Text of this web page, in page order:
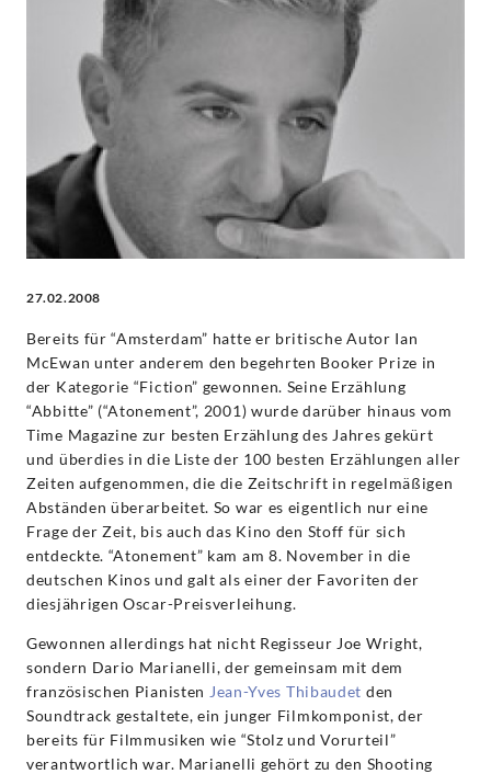
Decca
Classics
27.02.2008
Bereits für “Amsterdam” hatte er britische Autor Ian
McEwan unter anderem den begehrten Booker Prize in
der Kategorie “Fiction” gewonnen. Seine Erzählung
“Abbitte” (“Atonement”, 2001) wurde darüber hinaus vom
Time Magazine zur besten Erzählung des Jahres gekürt
und überdies in die Liste der 100 besten Erzählungen aller
Zeiten aufgenommen, die die Zeitschrift in regelmäßigen
Abständen überarbeitet. So war es eigentlich nur eine
Frage der Zeit, bis auch das Kino den Stoff für sich
entdeckte. “Atonement” kam am 8. November in die
deutschen Kinos und galt als einer der Favoriten der
diesjährigen Oscar-Preisverleihung.
Gewonnen allerdings hat nicht Regisseur Joe Wright,
sondern Dario Marianelli, der gemeinsam mit dem
französischen Pianisten Jean-Yves Thibaudet den
Soundtrack gestaltete, ein junger Filmkomponist, der
bereits für Filmmusiken wie “Stolz und Vorurteil”
verantwortlich war. Marianelli gehört zu den Shooting